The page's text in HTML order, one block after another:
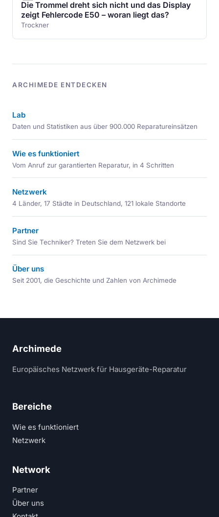
Die Trommel dreht sich nicht und das Display
zeigt Fehlercode E50 – woran liegt das?
Trockner
ARCHIMEDE ENTDECKEN
Lab
Daten und Statistiken aus über 900.000 Reparatureinsätzen
Wie es funktioniert
Vom Anruf zur garantierten Reparatur, in 4 Schritten
Netzwerk
4 Länder, 17 Städte in Deutschland, 121 lokale Standorte
Partner
Sind Sie Techniker? Treten Sie dem Netzwerk bei
Über uns
Seit 2001, die Geschichte und Zahlen von Archimede
Archimede
Europäisches Netzwerk für Hausgeräte-Reparatur
Bereiche
Wie es funktioniert
Netzwerk
Network
Partner
Über uns